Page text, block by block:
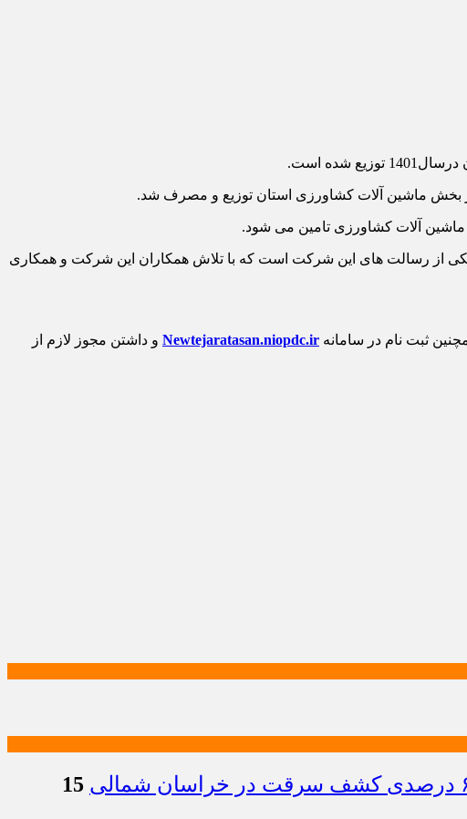
از رسالت های این شرکت است که با تلاش همکاران این شرکت و همکاری
ثبت نام در سامانه Newtejaratasan.niopdc.ir و داشتن مجوز لازم از
15